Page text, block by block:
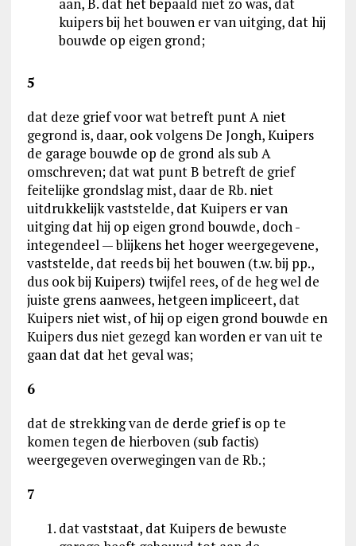
kuipers bij het bouwen er van uitging, dat hij
bouwde op eigen grond;
5
dat deze grief voor wat betreft punt A niet
gegrond is, daar, ook volgens De Jongh, Kuipers
de garage bouwde op de grond als sub A
omschreven; dat wat punt B betreft de grief
feitelijke grondslag mist, daar de Rb. niet
uitdrukkelijk vaststelde, dat Kuipers er van
uitging dat hij op eigen grond bouwde, doch -
integendeel — blijkens het hoger weergegevene,
vaststelde, dat reeds bij het bouwen (t.w. bij pp.,
dus ook bij Kuipers) twijfel rees, of de heg wel de
juiste grens aanwees, hetgeen impliceert, dat
Kuipers niet wist, of hij op eigen grond bouwde en
Kuipers dus niet gezegd kan worden er van uit te
gaan dat dat het geval was;
6
dat de strekking van de derde grief is op te
komen tegen de hierboven (sub factis)
weergegeven overwegingen van de Rb.;
7
dat vaststaat, dat Kuipers de bewuste